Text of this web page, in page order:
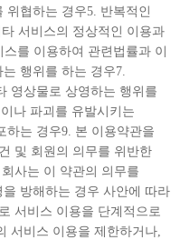
위협하는 경우5. 반복적인
서비스의 정상적인 이용과
를 이용하여 관련법률과 이
행위를 하는 경우7.
영상물로 상영하는 행위를
나 파괴를 유발시키는
하는 경우9. 본 이용약관을
및 회원의 의무를 위반한
사는 이 약관의 의무를
방해하는 경우 사안에 따라
서비스 이용을 단계적으로
서비스 이용을 제한하거나,